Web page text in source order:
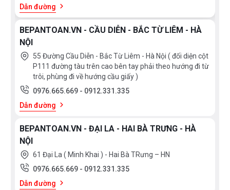
Dẫn đường
BEPANTOAN.VN - CẦU DIỄN - BẮC TỪ LIÊM - HÀ
NỘI
55 Đường Cầu Diễn - Bắc Từ Liêm - Hà Nội ( đối diện cột
P111 đường tàu trên cao bên tay phải theo hướng đi từ
trôi, phùng đi về hướng cầu giấy )
0976.665.669 - 0912.331.335
Dẫn đường
BEPANTOAN.VN - ĐẠI LA - HAI BÀ TRƯNG - HÀ
NỘI
61 Đại La ( Minh Khai ) - Hai Bà TRưng – HN
0976.665.669 - 0912.331.335
Dẫn đường